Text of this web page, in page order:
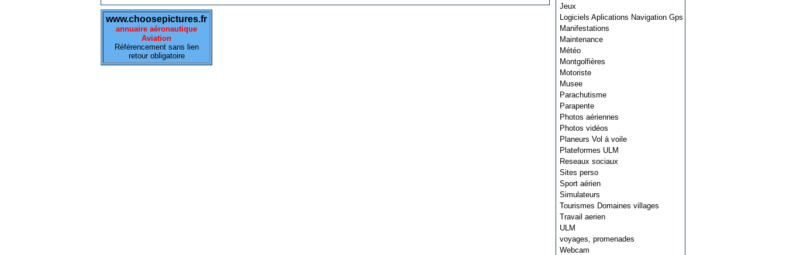
Jeux
Logiciels Aplications Navigation Gps
Manifestations
Maintenance
Météo
Montgolfières
Motoriste
Musee
Parachutisme
Parapente
Photos aériennes
Photos vidéos
Planeurs Vol à voile
Plateformes ULM
Reseaux sociaux
Sites perso
Sport aérien
Simulateurs
Tourismes Domaines villages
Travail aerien
ULM
voyages, promenades
Webcam
www.choosepictures.fr
annuaire aéronautique
Aviation
Référencement sans lien
retour obligatoire